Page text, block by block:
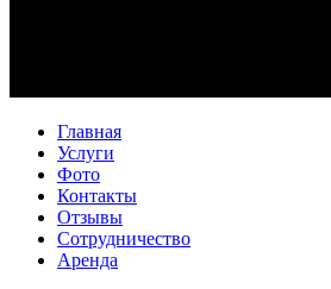
Главная
Услуги
Фото
Контакты
Отзывы
Сотрудничество
Аренда